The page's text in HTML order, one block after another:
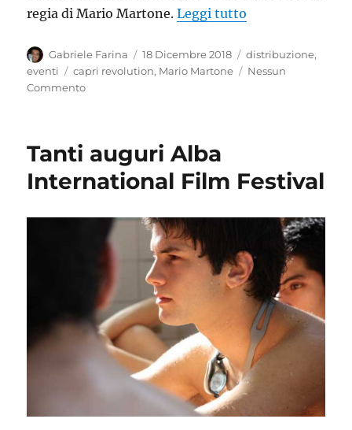
regia di Mario Martone.Leggi tutto
Autore
Gabriele Farina
Pubblicato
il
18 Dicembre 2018 Categorie
distribuzione,
eventi
Tag
capri revolution, Mario Martone
Nessun
Commento
Tanti auguri Alba
International Film Festival